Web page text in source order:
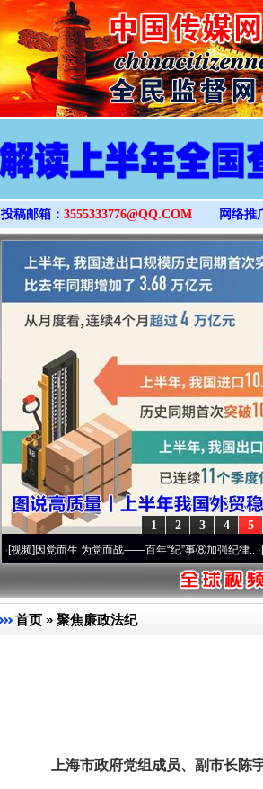
投稿邮箱： 3555333776@QQ.COM 网络推
5
4
3
2
1
因党而生 为党而战——百年“纪”事⑧加强纪律..·[视频]牢
首页 » 聚焦廉政法纪
上海市政府党组成员、副市长陈宇
完善运行机制助力责任有效落实
东山县通报“牛蛙产品抗生素超标问题”
千年窑火 生生不息